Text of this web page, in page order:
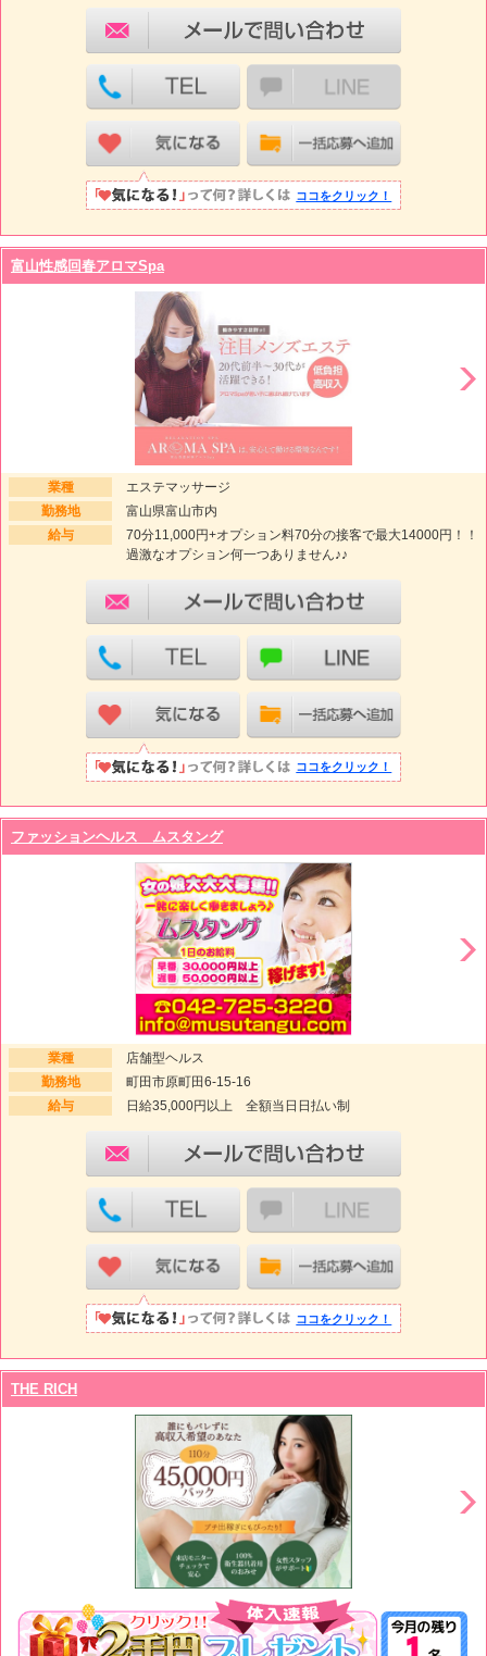
ココをクリック！
富山性感回春アロマSpa
業種
エステマッサージ
勤務地
富山県富山市内
給与
70分11,000円+オプション料70分の接客で最大14000円！！
過激なオプション何一つありません♪♪
ココをクリック！
ファッションヘルス ムスタング
業種
店舗型ヘルス
勤務地
町田市原町田6-15-16
給与
日給35,000円以上 全額当日日払い制
ココをクリック！
THE RICH